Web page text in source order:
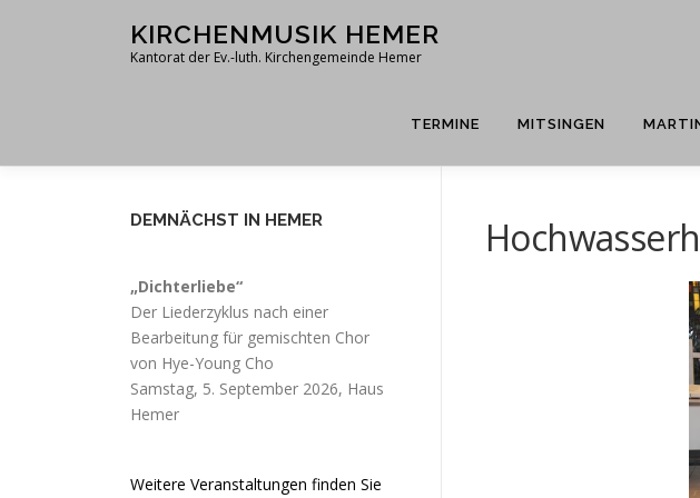
KIRCHENMUSIK HEMER
Kantorat der Ev.-luth. Kirchengemeinde Hemer
TERMINE MITSINGEN
DEMNÄCHST IN HEMER
„Dichterliebe“
Der Liederzyklus nach einer
Bearbeitung für gemischten Chor
von Hye-Young Cho
Samstag, 5. September 2026, Haus
Hemer
Weitere Veranstaltungen finden Sie